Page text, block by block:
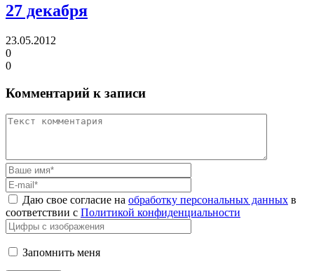
27 декабря
23.05.2012
0
0
Комментарий к записи
Даю свое согласие на обработку персональных данных в
соответствии с Политикой конфиденциальности
Запомнить меня